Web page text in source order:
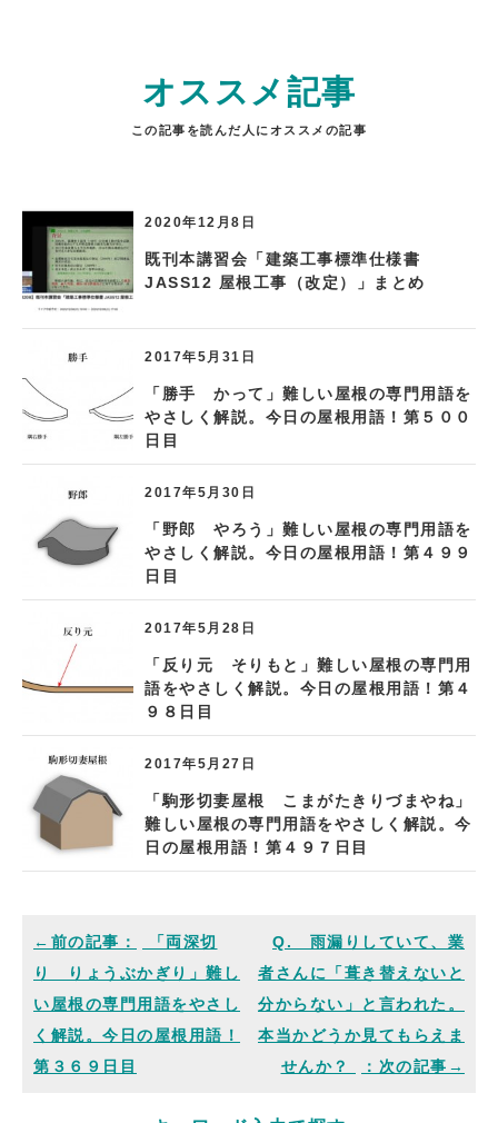
オススメ記事
この記事を読んだ人にオススメの記事
2020年12月8日
既刊本講習会「建築工事標準仕様書
JASS12 屋根工事（改定）」まとめ
2017年5月31日
「勝手 かって」難しい屋根の専門用語を
やさしく解説。今日の屋根用語！第５００
日目
2017年5月30日
「野郎 やろう」難しい屋根の専門用語を
やさしく解説。今日の屋根用語！第４９９
日目
2017年5月28日
「反り元 そりもと」難しい屋根の専門用
語をやさしく解説。今日の屋根用語！第４
９８日目
2017年5月27日
「駒形切妻屋根 こまがたきりづまやね」
難しい屋根の専門用語をやさしく解説。今
日の屋根用語！第４９７日目
「両深切
り りょうぶかぎり」難し
い屋根の専門用語をやさし
く解説。今日の屋根用語！
第３６９日目
Q. 雨漏りしていて、業
者さんに「葺き替えないと
分からない」と言われた。
本当かどうか見てもらえま
せんか？